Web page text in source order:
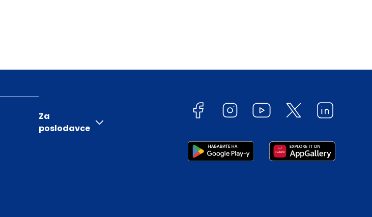
Za
poslodavce